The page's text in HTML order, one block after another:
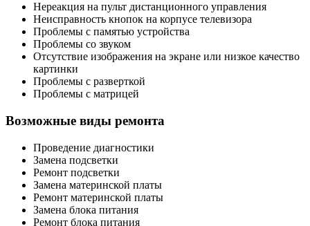
Нереакция на пульт дистанционного управления
Неисправность кнопок на корпусе телевизора
Проблемы с памятью устройства
Проблемы со звуком
Отсутствие изображения на экране или низкое качество
картинки
Проблемы с разверткой
Проблемы с матрицей
Возможные виды ремонта
Проведение диагностики
Замена подсветки
Ремонт подсветки
Замена материнской платы
Ремонт материнской платы
Замена блока питания
Ремонт блока питания